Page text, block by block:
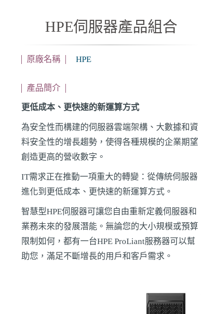
HPE伺服器產品組合
原廠名稱 HPE
產品簡介
更低成本、更快速的新運算方式
為安全性而構建的伺服器雲端架構、大數據和資
料安全性的增長趨勢，使得各種規模的企業期望
創造更高的營收數字。
IT需求正在推動一項重大的轉變：從傳統伺服器
進化到更低成本、更快速的新運算方式。
智慧型HPE伺服器可讓您自由重新定義伺服器和
業務未來的發展潛能。無論您的大小規模或預算
限制如何，都有一台HPE ProLiant服務器可以幫
助您，滿足不斷增長的用戶和客戶需求。